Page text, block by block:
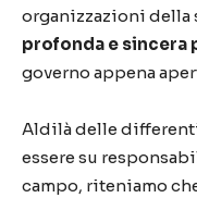
organizzazioni della
profonda e sincera
governo appena
Aldilà delle
essere su
campo, riteniamo